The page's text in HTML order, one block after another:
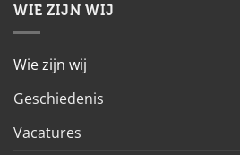
WIE ZIJN WIJ
Wie zijn wij
Geschiedenis
Vacatures